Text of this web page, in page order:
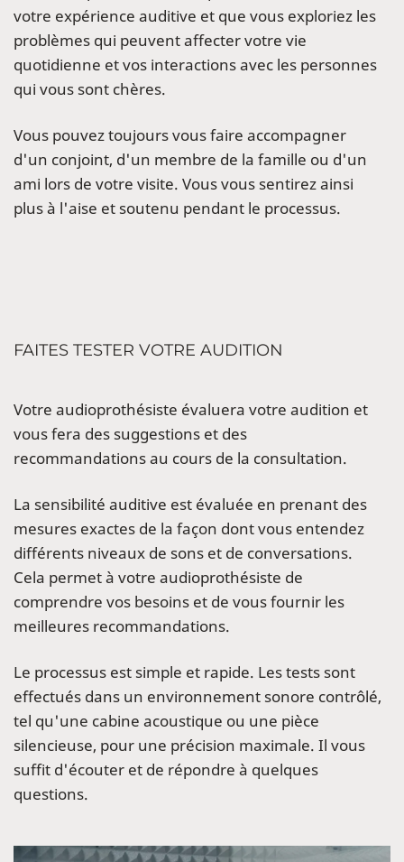
votre expérience auditive et que vous exploriez les
problèmes qui peuvent affecter votre vie
quotidienne et vos interactions avec les personnes
qui vous sont chères.
Vous pouvez toujours vous faire accompagner
d'un conjoint, d'un membre de la famille ou d'un
ami lors de votre visite. Vous vous sentirez ainsi
plus à l'aise et soutenu pendant le processus.
FAITES TESTER VOTRE AUDITION
Votre audioprothésiste évaluera votre audition et
vous fera des suggestions et des
recommandations au cours de la consultation.
La sensibilité auditive est évaluée en prenant des
mesures exactes de la façon dont vous entendez
différents niveaux de sons et de conversations.
Cela permet à votre audioprothésiste de
comprendre vos besoins et de vous fournir les
meilleures recommandations.
Le processus est simple et rapide. Les tests sont
effectués dans un environnement sonore contrôlé,
tel qu'une cabine acoustique ou une pièce
silencieuse, pour une précision maximale. Il vous
suffit d'écouter et de répondre à quelques
questions.